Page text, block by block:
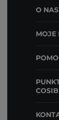
O NAS
MOJE